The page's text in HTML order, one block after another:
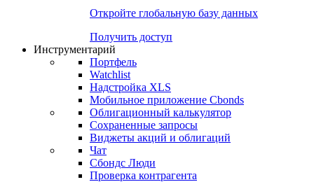
Откройте глобальную базу данных
Получить доступ
Инструментарий
Портфель
Watchlist
Надстройка XLS
Мобильное приложение Cbonds
Облигационный калькулятор
Сохраненные запросы
Виджеты акций и облигаций
Чат
Сбондс Люди
Проверка контрагента